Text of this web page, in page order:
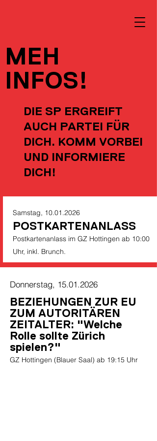
MEH
INFOS!
DIE SP ERGREIFT
AUCH PARTEI FÜR
DICH. KOMM VORBEI
UND INFORMIERE
DICH!
Samstag, 10.01.2026
POSTKARTENANLASS
Postkartenanlass im GZ Hottingen ab 10:00
Uhr, inkl. Brunch.
Donnerstag, 15.01.2026
BEZIEHUNGEN ZUR EU
ZUM AUTORITÄREN
ZEITALTER: "Welche
Rolle sollte Zürich
spielen?"
GZ Hottingen (Blauer Saal) ab 19:15 Uhr